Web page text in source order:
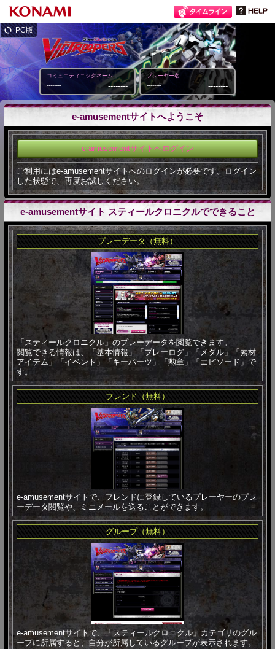
PC版
コミュニティニックネーム
-------- --------
プレーヤー名
-------- --------
e-amusementサイトへようこそ
e-amusementサイトへログイン
ご利用にはe-amusementサイトへのログインが必要です。ログイン
した状態で、再度お試しください。
e-amusementサイト スティールクロニクルでできること
プレーデータ（無料）
「スティールクロニクル」のプレーデータを閲覧できます。
閲覧できる情報は、「基本情報」「プレーログ」「メダル」「素材
アイテム」「イベント」「キーパーツ」「勲章」「エピソード」で
す。
フレンド（無料）
e-amusementサイトで、フレンドに登録しているプレーヤーのプレ
ーデータ閲覧や、ミニメールを送ることができます。
グループ（無料）
e-amusementサイトで、「スティールクロニクル」カテゴリのグル
ープに所属すると、自分が所属しているグループが表示されます。